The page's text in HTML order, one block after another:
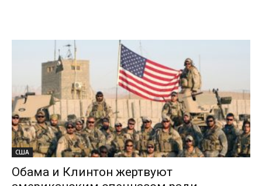
США
Обама и Клинтон жертвуют